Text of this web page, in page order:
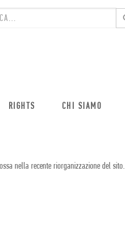
RIGHTS CHI SIAMO
nella recente riorganizzazione del sito.